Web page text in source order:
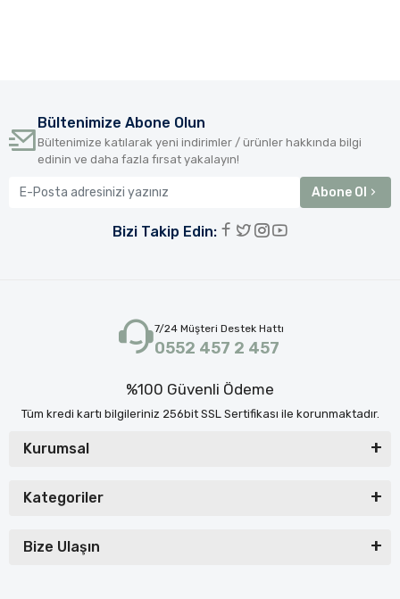
Bültenimize Abone Olun
Bültenimize katılarak yeni indirimler / ürünler hakkında bilgi
edinin ve daha fazla fırsat yakalayın!
Abone Ol
Bizi Takip Edin:
7/24 Müşteri Destek Hattı
0552 457 2 457
%100 Güvenli Ödeme
Tüm kredi kartı bilgileriniz 256bit SSL Sertifikası ile korunmaktadır.
Kurumsal
Kategoriler
Bize Ulaşın